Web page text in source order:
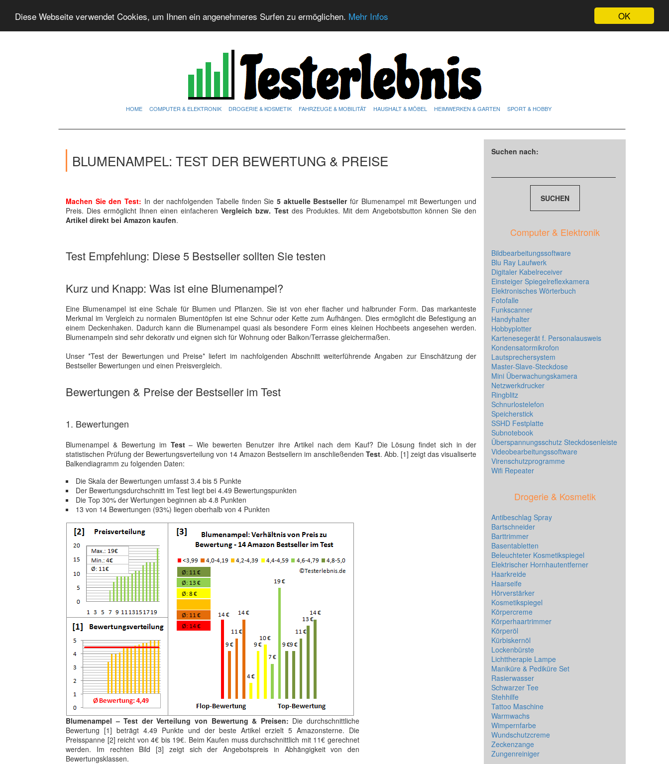
OK
Diese Webseite verwendet Cookies, um Ihnen ein angenehmeres Surfen zu ermöglichen. Mehr Infos
HOME COMPUTER & ELEKTRONIK DROGERIE & KOSMETIK FAHRZEUGE & MOBILITÄT HAUSHALT & MÖBEL HEIMWERKEN & GARTEN SPORT & HOBBY
BLUMENAMPEL: TEST DER BEWERTUNG & PREISE
Machen Sie den Test: In der nachfolgenden Tabelle finden Sie 5 aktuelle Bestsellerfür Blumenampel mit Bewertungen und
Preis. Dies ermöglicht Ihnen einen einfacherenVergleich bzw. Testdes Produktes. Mit dem Angebotsbutton können Sie den
Artikel direkt bei Amazon kaufen.
Test Empfehlung: Diese 5 Bestseller sollten Sie testen
Kurz und Knapp: Was ist eine Blumenampel?
Eine Blumenampel ist eine Schale für Blumen und Pflanzen. Sie ist von eher flacher und halbrunder Form. Das markanteste
Merkmal im Vergleich zu normalen Blumentöpfen ist eine Schnur oder Kette zum Aufhängen. Dies ermöglicht die Befestigung an
einem Deckenhaken. Dadurch kann die Blumenampel quasi als besondere Form eines kleinen Hochbeets angesehen werden.
Blumenampeln sind sehr dekorativ und eignen sich für Wohnung oder Balkon/Terrasse gleichermaßen.
Unser *Test der Bewertungen und Preise* liefert im nachfolgenden Abschnitt weiterführende Angaben zur Einschätzung der
Bestseller Bewertungen und einen Preisvergleich.
Bewertungen & Preise der Bestseller im Test
1. Bewertungen
Blumenampel & Bewertung im Test– Wie bewerten Benutzer ihre Artikel nach dem Kauf? Die Lösung findet sich in der
statistischen Prüfung der Bewertungsverteilung von 14 Amazon Bestsellern im anschließenden Test. Abb. [1] zeigt das visualiserte
Balkendiagramm zu folgenden Daten:
Die Skala der Bewertungen umfasst 3.4 bis 5 Punkte
Der Bewertungsdurchschnitt im Test liegt bei 4.49 Bewertungspunkten
Die Top 30% der Wertungen beginnen ab 4.8 Punkten
13 von 14 Bewertungen (93%) liegen oberhalb von 4 Punkten
Blumenampel – Test der Verteilung von Bewertung & Preisen: Die durchschnittliche
Bewertung [1] beträgt 4.49 Punkte und der beste Artikel erzielt 5 Amazonsterne. Die
Preisspanne [2] reicht von 4€ bis 19€. Beim Kaufen muss durchschnittlich mit 11€ gerechnet
werden. Im rechten Bild [3] zeigt sich der Angebotspreis in Abhängigkeit von den
Bewertungsklassen.
Suchen nach:
Computer & Elektronik
Bildbearbeitungssoftware
Blu Ray Laufwerk
Digitaler Kabelreceiver
Einsteiger Spiegelreflexkamera
Elektronisches Wörterbuch
Fotofalle
Funkscanner
Handyhalter
Hobbyplotter
Kartenesegerät f. Personalausweis
Kondensatormikrofon
Lautsprechersystem
Master-Slave-Steckdose
Mini Überwachungskamera
Netzwerkdrucker
Ringblitz
Schnurlostelefon
Speicherstick
SSHD Festplatte
Subnotebook
Überspannungsschutz Steckdosenleiste
Videobearbeitungssoftware
Virenschutzprogramme
Wifi Repeater
Drogerie & Kosmetik
Antibeschlag Spray
Bartschneider
Barttrimmer
Basentabletten
Beleuchteter Kosmetikspiegel
Elektrischer Hornhautentferner
Haarkreide
Haarseife
Hörverstärker
Kosmetikspiegel
Körpercreme
Körperhaartrimmer
Körperöl
Kürbiskernöl
Lockenbürste
Lichttherapie Lampe
Maniküre & Pediküre Set
Rasierwasser
Schwarzer Tee
Stehhilfe
Tattoo Maschine
Warmwachs
Wimpernfarbe
Wundschutzcreme
Zeckenzange
Zungenreiniger